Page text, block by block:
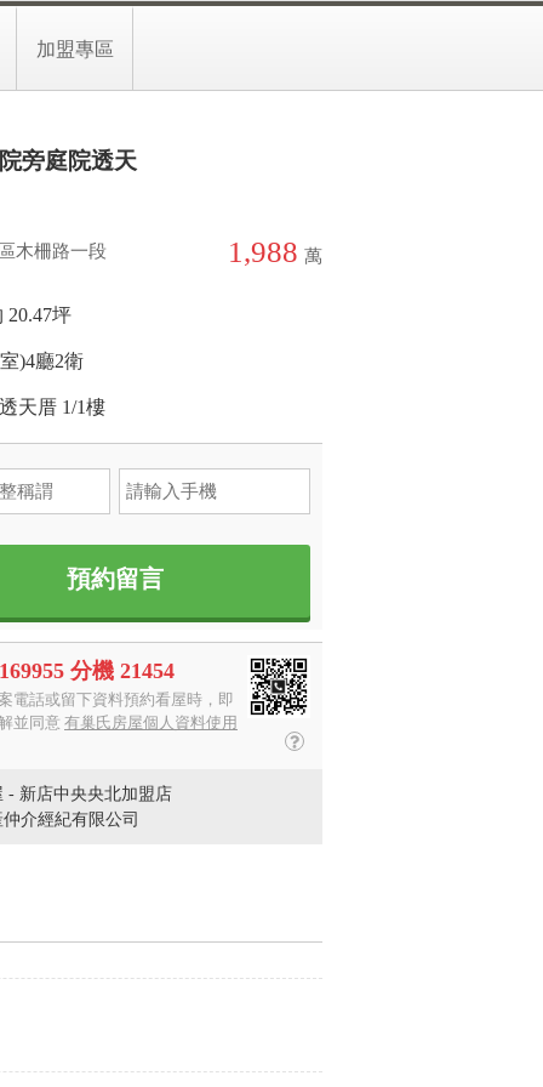
加盟專區
旁庭院透天
木柵路一段 1,988 萬
20.47坪
)4廳2衛
透天厝 1/1樓
預約留言
分機 21454
電話或留下資料預約看屋時，即
並同意 有巢氏房屋個人資料使用
- 新店中央央北加盟店
介經紀有限公司